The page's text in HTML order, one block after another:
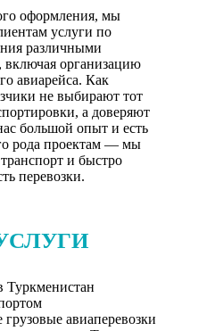
оформления, мы
услуги по
различными
включая организацию
авиарейса. Как
не выбирают тот
а доверяют
большой опыт и есть
рода проектам — мы
и быстро
перевозки.
Туркменистан
авиаперевозки